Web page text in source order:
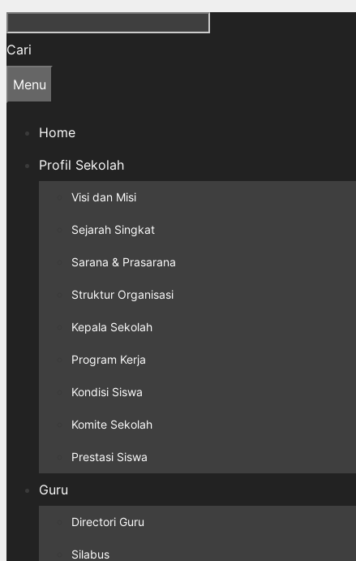
Cari
Menu
Home
Profil Sekolah
Visi dan Misi
Sejarah Singkat
Sarana & Prasarana
Struktur Organisasi
Kepala Sekolah
Program Kerja
Kondisi Siswa
Komite Sekolah
Prestasi Siswa
Guru
Directori Guru
Silabus